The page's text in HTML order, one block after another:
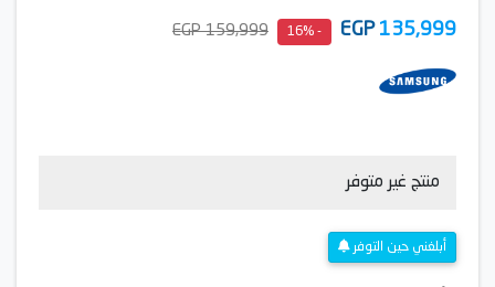
135,999
EGP
- 16%
159,999 EGP
منتج غير متوفر
أبلغني حين التوفر